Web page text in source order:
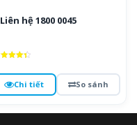
Liên hệ 1800 0045
5 saoChi tiết So sánh